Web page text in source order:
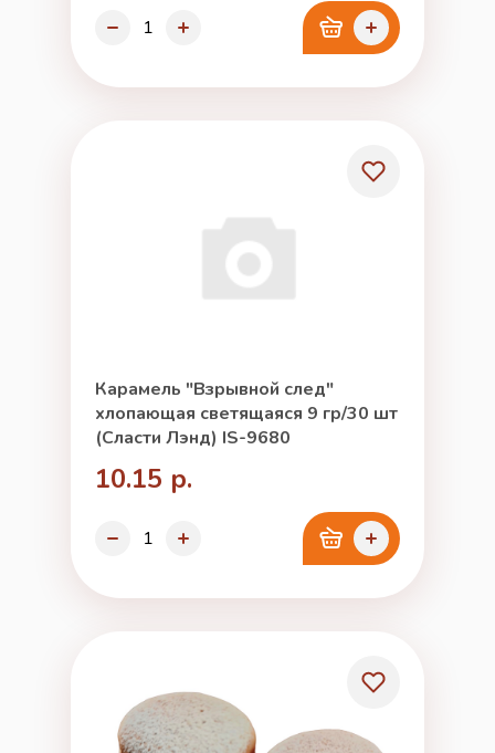
Карамель "Взрывной след"
хлопающая светящаяся 9 гр/30 шт
(Сласти Лэнд) IS-9680
10.15 р.